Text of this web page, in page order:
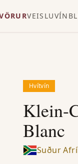
VEISLUVÍN
Hvítvín
Klein-
Blanc
Suður